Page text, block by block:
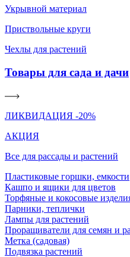
Укрывной материал
Приствольные круги
Чехлы для растений
Товары для сада и дачи
ЛИКВИДАЦИЯ -20%
АКЦИЯ
Все для рассады и растений
Пластиковые горшки, емкости
Кашпо и ящики для цветов
Торфяные и кокосовые
Парники, теплички
Лампы для растений
Проращиватели для семян и
Метка (садовая)
Подвязка растений